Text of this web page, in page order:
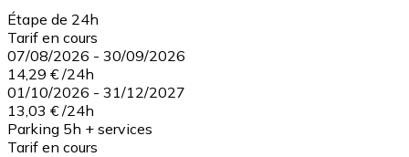
Étape de 24h
Tarif en cours
07/08/2026 - 30/09/2026
14,29 € /24h
01/10/2026 - 31/12/2027
13,03 € /24h
Parking 5h + services
Tarif en cours